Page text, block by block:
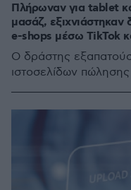
Πλήρωναν για tablet
μασάζ, εξιχνιάστηκαν
e-shops μέσω TikTok
Ο δράστης
ιστοσελίδων